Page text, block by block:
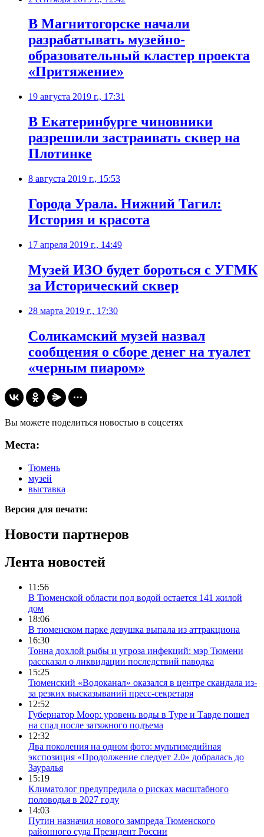
В Магнитогорске начали
разрабатывать музейно-
образовательный кластер проекта
«Притяжение»
19 августа 2019 г., 17:31
В Екатеринбурге чиновники
разрешили застраивать сквер на
Плотинке
8 августа 2019 г., 15:53
Города Урала. Нижний Тагил:
История и красота
17 апреля 2019 г., 14:49
Музей ИЗО будет бороться с УГМК
за Исторический сквер
28 марта 2019 г., 17:30
Соликамский музей назвал
сообщения о сборе денег на туалет
«черным пиаром»
Вы можете поделиться новостью в соцсетях
Места:
Тюмень
музей
выставка
Версия для печати:
Новости партнеров
Лента новостей
11:56
В Тюменской области под водой остается 141 жилой
дом
18:06
В тюменском парке девушка выпала из аттракциона
16:30
Тонна дохлой рыбы и угроза инфекций: мэр Тюмени
рассказал о ликвидации последствий паводка
15:25
Тюменский «Водоканал» оказался в центре скандала из-
за резких высказываний пресс-секретаря
12:52
Губернатор Моор: уровень воды в Туре и Тавде пошел
на спад после затяжного подъема
12:32
Два поколения на одном фото: мультимедийная
экспозиция «Продолжение следует 2.0» добралась до
Зауралья
15:19
Климатолог предупредила о рисках масштабного
половодья в 2027 году
14:03
Путин назначил нового зампреда Тюменского
районного суда Президент России